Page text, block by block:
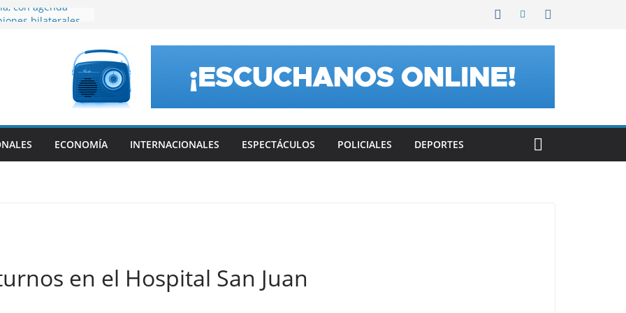
con agenda
vivió Franco
en general la ley
pero tuvo
ECONOMÍA INTERNACIONALES ESPECTÁCULOS POLICIALES DEPORTES
en el Hospital San Juan